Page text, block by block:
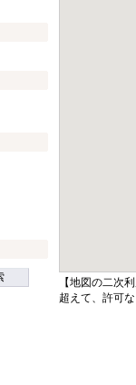
【地図の二次
超えて、許可